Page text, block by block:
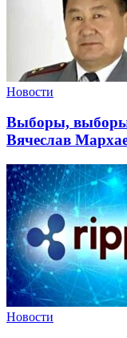
Новости
Выборы,
Вячеслав
Новости